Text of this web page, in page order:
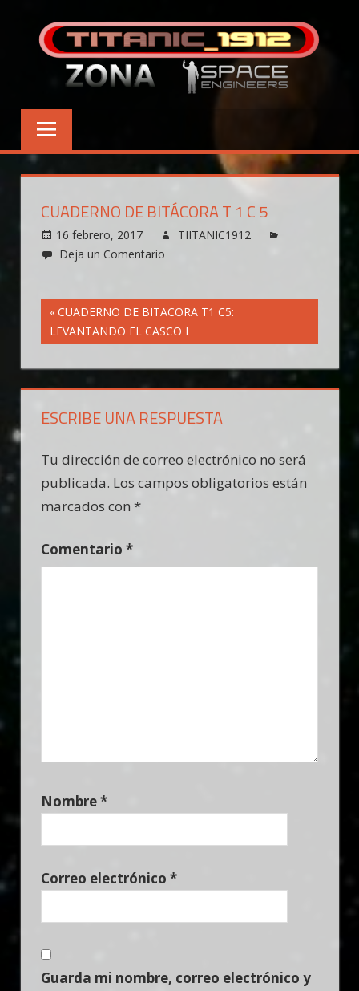
contenido
CUADERNO DE BITÁCORA T 1 C 5
16 febrero, 2017
TIITANIC1912
Deja un Comentario
Navegación
de
entradas
Entrada
anterior:
CUADERNO DE BITACORA T1 C5:
LEVANTANDO EL CASCO I
ESCRIBE UNA RESPUESTA
Tu dirección de correo electrónico no será
publicada. Los campos obligatorios están
marcados con *
Comentario *
Nombre*
Correo electrónico *
Guarda mi nombre, correo electrónico y